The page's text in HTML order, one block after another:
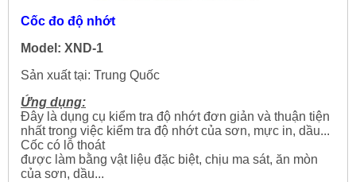
Cốc đo độ nhớt
Model: XND-1
Sản xuất tại: Trung Quốc
Ứng dụng:
Đây là dụng cụ kiểm tra độ nhớt đơn giản và thuận tiện
nhất trong việc kiểm tra độ nhớt của sơn, mực in, dầu...
Cốc có lỗ thoát
được làm bằng vật liệu đặc biệt, chịu ma sát, ăn mòn
của sơn, dầu...